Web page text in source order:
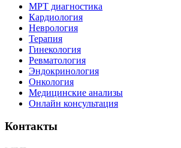
МРТ диагностика
Кардиология
Неврология
Терапия
Гинекология
Ревматология
Эндокринология
Онкология
Медицинские анализы
Онлайн консультация
Контакты